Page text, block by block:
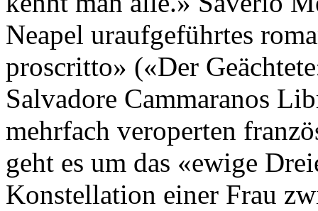
Neapel uraufgeführtes
proscritto» («Der
Salvadore Cammaranos
mehrfach veroperten
geht es um das «ewige
Konstellation einer Frau